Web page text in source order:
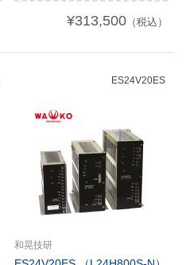
¥313,500（税込）
ES24V20ES
和晃技研